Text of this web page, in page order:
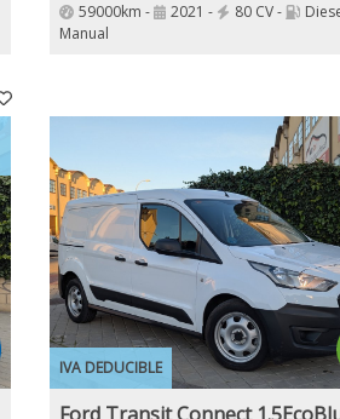
59000km - 2021 - 80 CV -
Manual
IVA DEDUCIBLE